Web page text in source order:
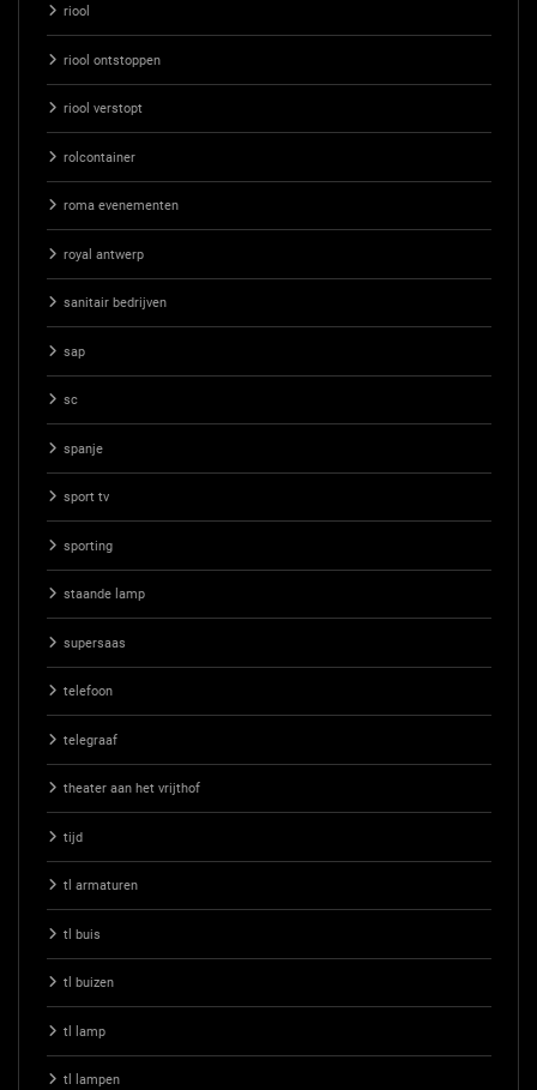
riool
riool ontstoppen
riool verstopt
rolcontainer
roma evenementen
royal antwerp
sanitair bedrijven
sap
sc
spanje
sport tv
sporting
staande lamp
supersaas
telefoon
telegraaf
theater aan het vrijthof
tijd
tl armaturen
tl buis
tl buizen
tl lamp
tl lampen